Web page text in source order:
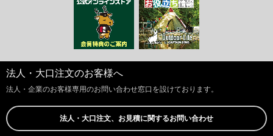
法人・大口注文のお客様へ
法人・企業のお客様専用のお問い合わせ窓口を設けております。
法人・大口注文、お見積に関するお問い合わせ